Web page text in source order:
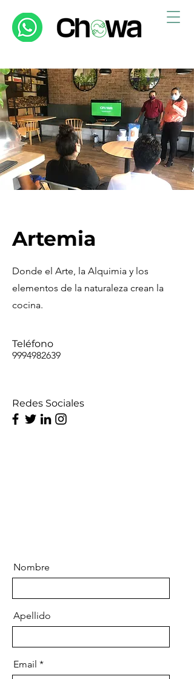
Artemia
Donde el Arte, la Alquimia y los
elementos de la naturaleza crean la
cocina.
Teléfono
9994982639
Redes Sociales
Nombre
Apellido
Email